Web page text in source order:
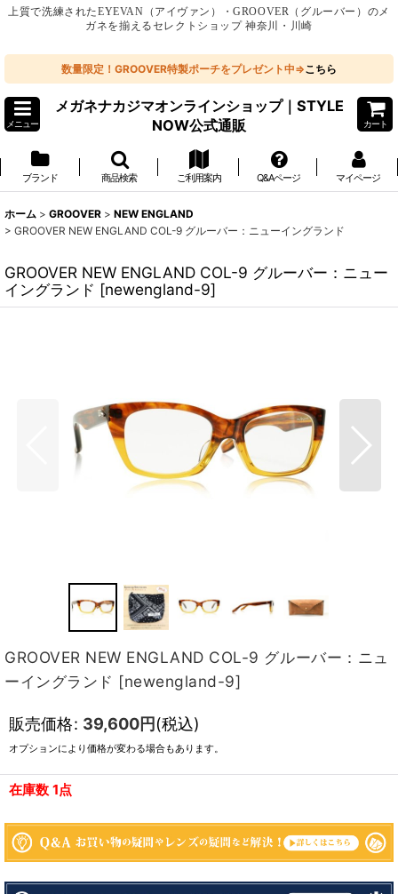
上質で洗練されたEYEVAN（アイヴァン）・GROOVER（グルーバー）のメ
ガネを揃えるセレクトショップ 神奈川・川崎
数量限定！GROOVER特製ポーチをプレゼント中⇒こちら
メニュー
メガネナカジマオンラインショップ｜STYLE
NOW公式通販
カート
ブランド 商品検索 ご利用案内 Q&Aページ マイページ
ホーム > GROOVER > NEW ENGLAND
> GROOVER NEW ENGLAND COL-9 グルーバー：ニューイングランド
GROOVER NEW ENGLAND COL-9 グルーバー：ニュー
イングランド [newengland-9]
GROOVER NEW ENGLAND COL-9 グルーバー：ニュ
ーイングランド [newengland-9]
販売価格: 39,600円(税込)
オプションにより価格が変わる場合もあります。
在庫数 1点